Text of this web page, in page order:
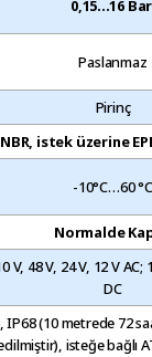
0,15...16 Bar
Paslanmaz
Pirinç
NBR, istek üzerine
-10°C…60 °C
Normalde
V, 48 V, 24 V, 12 V AC;
DC
IP68 (10 metrede 72
isteğe bağlı